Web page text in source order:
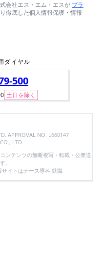
会社エス・エム・エスが プラ
徹底した個人情報保護・情報
ダイヤル
500
土日を除く
APPROVAL NO. L660147
LTD.
ンテンツの無断複写・転載・公衆送
。
サイトはナース専科 就職